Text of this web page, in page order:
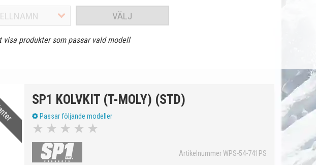
VÄLJ
produkter som passar vald modell
SP1 KOLVKIT (T-MOLY) (STD)
Passar följande modeller
★ ★ ★ ★ ★
Artikelnummer WPS-54-741PS